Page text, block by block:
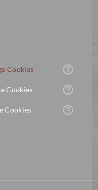
Cookies help_outline
Cookies help_outline
Cookies help_outline